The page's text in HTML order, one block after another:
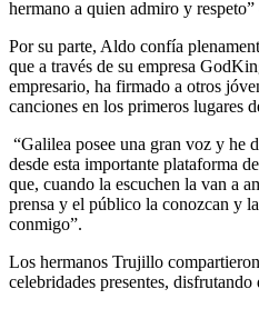
hermano a quien admiro y
Por su parte, Aldo confía
que a través de su empresa
empresario, ha firmado a otros
canciones en los primeros lugares
“Galilea posee una gran voz y he
desde esta importante plataforma
que, cuando la escuchen la van a
prensa y el público la conozcan y
conmigo”.
Los hermanos Trujillo
celebridades presentes,